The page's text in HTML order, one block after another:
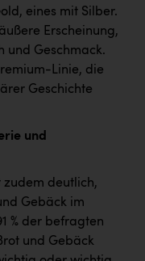
eines mit Silber.
Erscheinung,
und Geschmack.
Linie, die
Geschichte
und
zudem deutlich,
Gebäck im
% der befragten
und Gebäck